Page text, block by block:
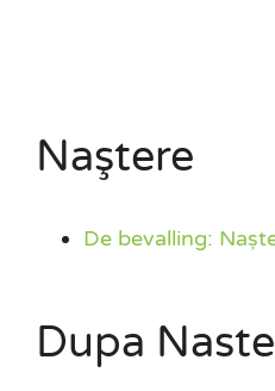
Naştere
De bevalling:
Dupa